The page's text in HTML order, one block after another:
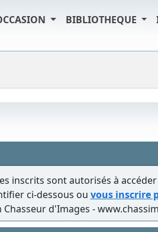
BIBLIOTHEQUE
inscrits sont autorisés à
ci-dessous ou vous inscrire
Chasseur d'Images -